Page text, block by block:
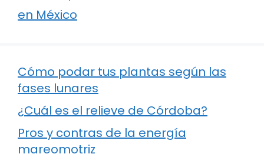
en México
Cómo podar tus plantas según las
fases lunares
¿Cuál es el relieve de Córdoba?
Pros y contras de la energía
mareomotriz